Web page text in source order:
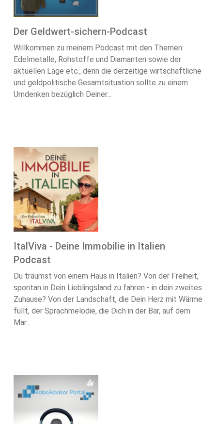
Der Geldwert-sichern-Podcast
Willkommen zu meinem Podcast mit den Themen:
Edelmetalle, Rohstoffe und Diamanten sowie der
aktuellen Lage etc., denn die derzeitige wirtschaftliche
und geldpolitische Gesamtsituation sollte zu einem
Umdenken bezüglich Deiner...
ItalViva - Deine Immobilie in Italien
Podcast
Du träumst von einem Haus in Italien? Von der Freiheit,
spontan in Dein Lieblingsland zu fahren - in dein zweites
Zuhause? Von der Landschaft, die Dein Herz mit Wärme
füllt, der Sprachmelodie, die Dich in der Bar, auf dem
Mar...